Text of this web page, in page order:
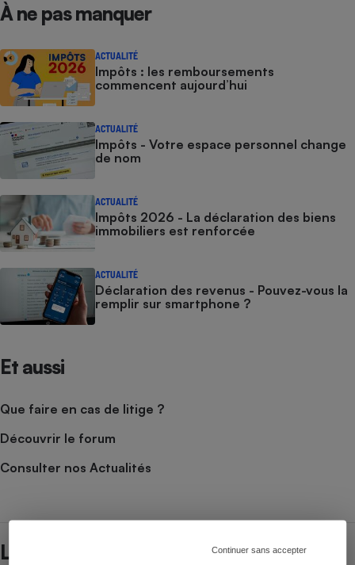
Continuer sans accepter
À ne pas manquer
ACTUALITÉ
Impôts : les remboursements
commencent aujourd’hui
ACTUALITÉ
Impôts - Votre espace personnel change
de nom
ACTUALITÉ
Impôts 2026 - La déclaration des biens
immobiliers est renforcée
ACTUALITÉ
Déclaration des revenus - Pouvez-vous la
remplir sur smartphone ?
Et aussi
Que faire en cas de litige ?
Découvrir le forum
Consulter nos Actualités
Lire aussi